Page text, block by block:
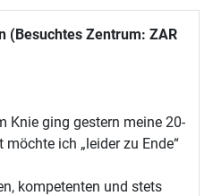
(Besuchtes Zentrum: ZAR
Knie ging gestern meine 20-
ich „leider zu Ende“
kompetenten und stets